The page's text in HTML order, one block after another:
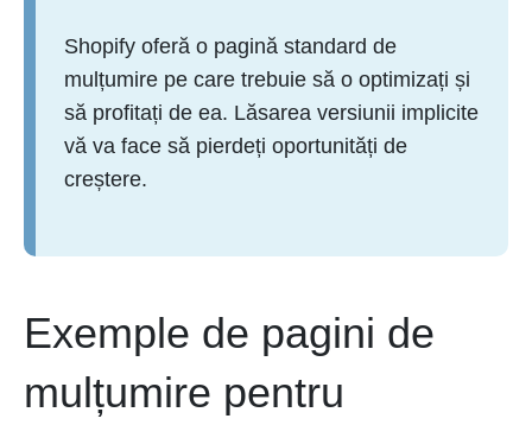
Shopify oferă o pagină standard de
mulțumire pe care trebuie să o optimizați și
să profitați de ea. Lăsarea versiunii implicite
vă va face să pierdeți oportunități de
creștere.
Exemple de pagini de
mulțumire pentru